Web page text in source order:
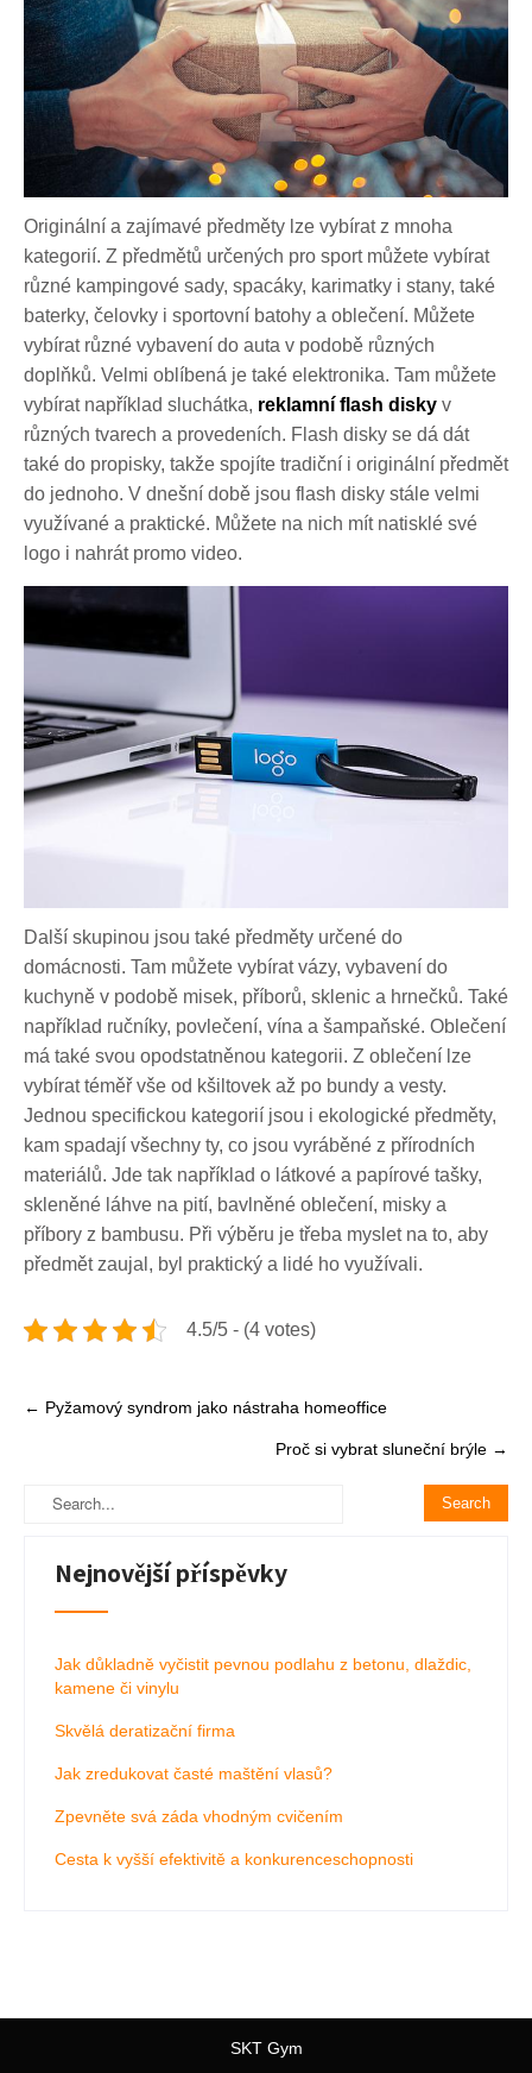
Originální a zajímavé předměty lze vybírat z mnoha
kategorií. Z předmětů určených pro sport můžete vybírat
různé kampingové sady, spacáky, karimatky i stany, také
baterky, čelovky i sportovní batohy a oblečení. Můžete
vybírat různé vybavení do auta v podobě různých
doplňků. Velmi oblíbená je také elektronika. Tam můžete
vybírat například sluchátka, reklamní flash disky v
různých tvarech a provedeních. Flash disky se dá dát
také do propisky, takže spojíte tradiční i originální předmět
do jednoho. V dnešní době jsou flash disky stále velmi
využívané a praktické. Můžete na nich mít natisklé své
logo i nahrát promo video.
Další skupinou jsou také předměty určené do
domácnosti. Tam můžete vybírat vázy, vybavení do
kuchyně v podobě misek, příborů, sklenic a hrnečků. Také
například ručníky, povlečení, vína a šampaňské. Oblečení
má také svou opodstatněnou kategorii. Z oblečení lze
vybírat téměř vše od kšiltovek až po bundy a vesty.
Jednou specifickou kategorií jsou i ekologické předměty,
kam spadají všechny ty, co jsou vyráběné z přírodních
materiálů. Jde tak například o látkové a papírové tašky,
skleněné láhve na pití, bavlněné oblečení, misky a
příbory z bambusu. Při výběru je třeba myslet na to, aby
předmět zaujal, byl praktický a lidé ho využívali.
4.5/5 - (4 votes)
Post
← Pyžamový syndrom jako nástraha homeoffice
Proč si vybrat sluneční brýle →
Nejnovější příspěvky
Jak důkladně vyčistit pevnou podlahu z betonu, dlaždic,
kamene či vinylu
Skvělá deratizační firma
Jak zredukovat časté maštění vlasů?
Zpevněte svá záda vhodným cvičením
Cesta k vyšší efektivitě a konkurenceschopnosti
SKT Gym